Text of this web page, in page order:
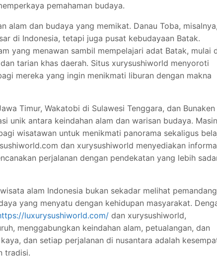
pemahaman budaya.
alam dan budaya yang memikat. Danau Toba, misalnya,
di Indonesia, tetapi juga pusat kebudayaan Batak.
yang menawan sambil mempelajari adat Batak, mulai
tarian khas daerah. Situs xurysushiworld menyoroti
mereka yang ingin menikmati liburan dengan makna
Timur, Wakatobi di Sulawesi Tenggara, dan Bunaken
unik antara keindahan alam dan warisan budaya.
wisatawan untuk menikmati panorama sekaligus
dan xurysushiworld menyediakan
perjalanan dengan pendekatan yang lebih
alam Indonesia bukan sekadar melihat
yang menyatu dengan kehidupan masyarakat.
luxurysushiworld.com/ dan xurysushiworld,
menggabungkan keindahan alam, petualangan, dan
dan setiap perjalanan di nusantara adalah
tradisi.